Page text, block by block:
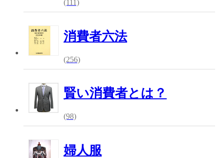
(111)
消費者六法
(256)
賢い消費者とは？
(98)
婦人服